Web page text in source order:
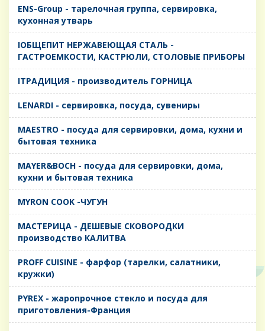
ENS-Group - тарелочная группа, сервировка,
кухонная утварь
IОБЩЕПИТ НЕРЖАВЕЮЩАЯ СТАЛЬ -
ГАСТРОЕМКОСТИ, КАСТРЮЛИ, СТОЛОВЫЕ ПРИБОРЫ
IТРАДИЦИЯ - производитель ГОРНИЦА
LENARDI - сервировка, посуда, сувениры
MAESTRO - посуда для сервировки, дома, кухни и
бытовая техника
MAYER&BOCH - посуда для сервировки, дома,
кухни и бытовая техника
MYRON COOK -ЧУГУН
MАСТЕРИЦА - ДЕШЕВЫЕ СКОВОРОДКИ
производство КАЛИТВА
PROFF CUISINE - фарфор (тарелки, салатники,
кружки)
PYREX - жаропрочное стекло и посуда для
приготовления-Франция